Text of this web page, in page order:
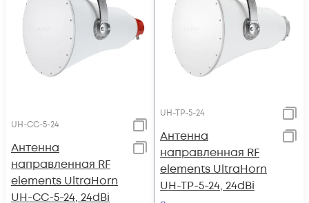
UH-CC-5-24
Антенна
направленная RF
elements UltraHorn
UH-CC-5-24, 24dBi
UH-TP-5-24
Антенна
направленная RF
elements UltraHorn
UH-TP-5-24, 24dBi